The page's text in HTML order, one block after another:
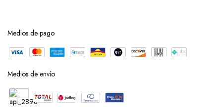
Medios de pago
Medios de envío